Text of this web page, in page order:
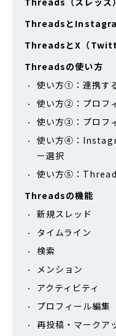
Threadsと
ThreadsとX（
Threadsの使い方
使い方①：連携す
使い方②：プロフ
使い方③：プロフ
使い方④：
ー選択
使い方⑤：
Threadsの機能
新規スレッド
タイムライン
検索
メンション
アクティビティ
プロフィール編集
再投稿・マークア